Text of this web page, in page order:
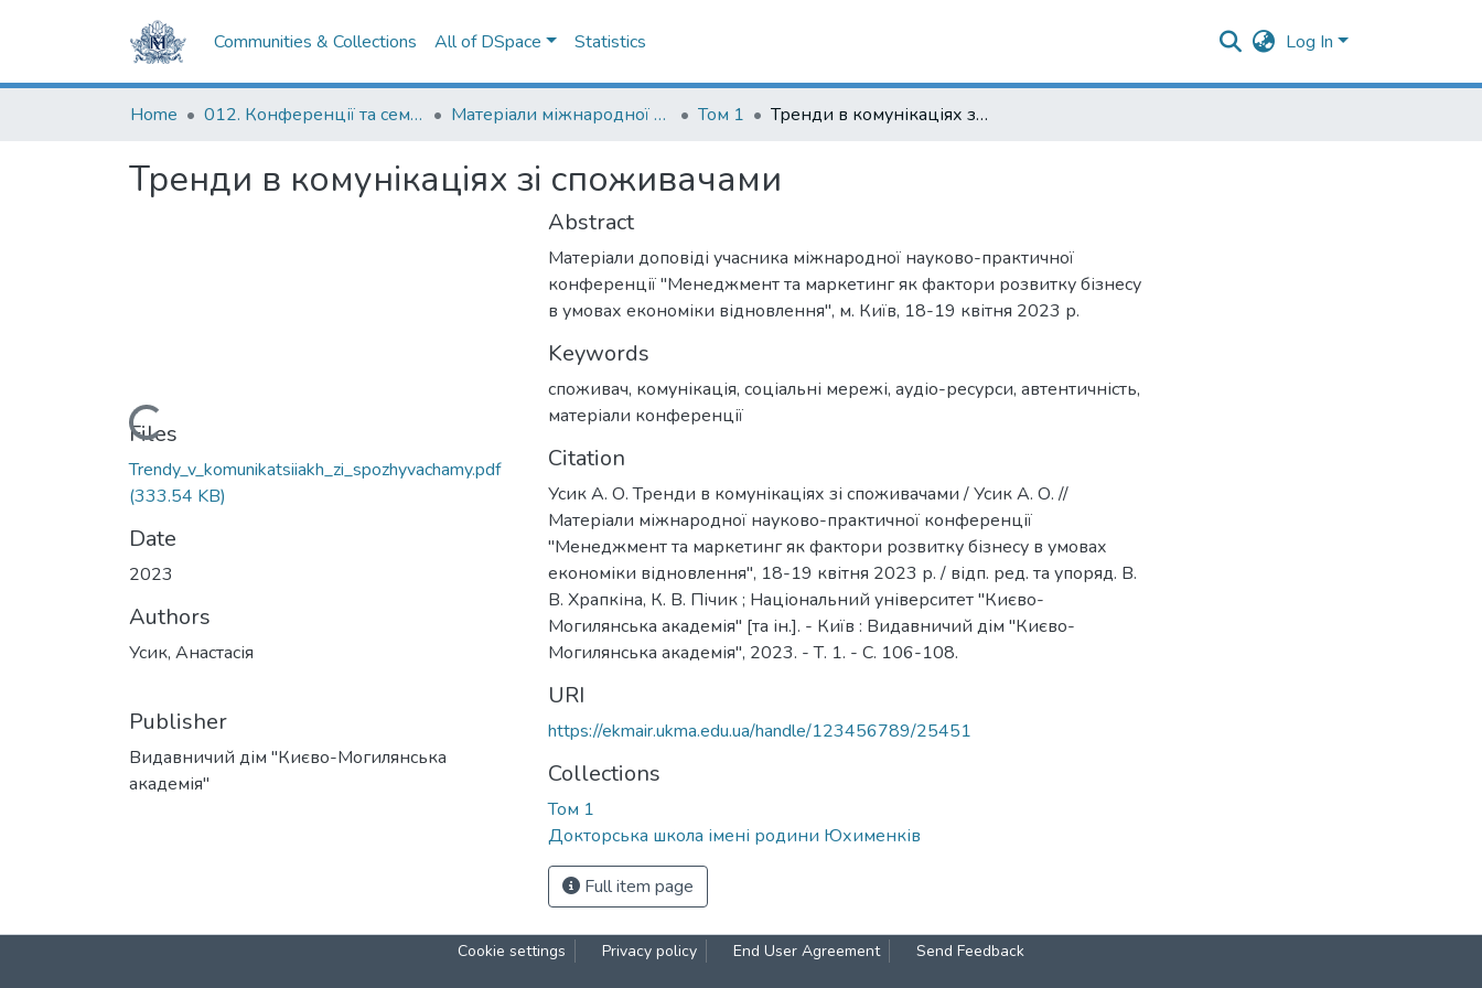
Communities & Collections All of DSpace Statistics Log In
Home 012. Конференції та семінари НаУКМА Матеріали міжнародної науково-практичної конференції "Менеджмент та маркетинг як фактори розвитку бізнесу в умовах економіки відновлення", 18-19 квітня 2023 р. Том 1 Тренди в комунікаціях зі споживачами
Тренди в комунікаціях зі споживачами
Loading...
Files
Trendy_v_komunikatsiiakh_zi_spozhyvachamy.pdf
(333.54 KB)
Date
2023
Authors
Усик, Анастасія
Publisher
Видавничий дім "Києво-Могилянська
академія"
Abstract
Матеріали доповіді учасника міжнародної науково-практичної
конференції "Менеджмент та маркетинг як фактори розвитку бізнесу
в умовах економіки відновлення", м. Київ, 18-19 квітня 2023 р.
Keywords
споживач, комунікація, соціальні мережі, аудіо-ресурси, автентичність,
матеріали конференції
Citation
Усик А. О. Тренди в комунікаціях зі споживачами / Усик А. О. //
Матеріали міжнародної науково-практичної конференції
"Менеджмент та маркетинг як фактори розвитку бізнесу в умовах
економіки відновлення", 18-19 квітня 2023 р. / відп. ред. та упоряд. В.
В. Храпкіна, К. В. Пічик ; Національний університет "Києво-
Могилянська академія" [та ін.]. - Київ : Видавничий дім "Києво-
Могилянська академія", 2023. - Т. 1. - C. 106-108.
URI
https://ekmair.ukma.edu.ua/handle/123456789/25451
Collections
Том 1
Докторська школа імені родини Юхименків
Full item page
Cookie settings Privacy policy End User Agreement Send Feedback